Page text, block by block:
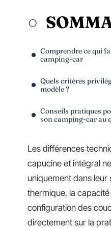
Comprendre ce qui
camping-car
Quels critères
modèle ?
Conseils pratiques
son camping-car au
Les différences
capucine et intégral
uniquement dans leur
thermique, la
configuration des
directement sur la